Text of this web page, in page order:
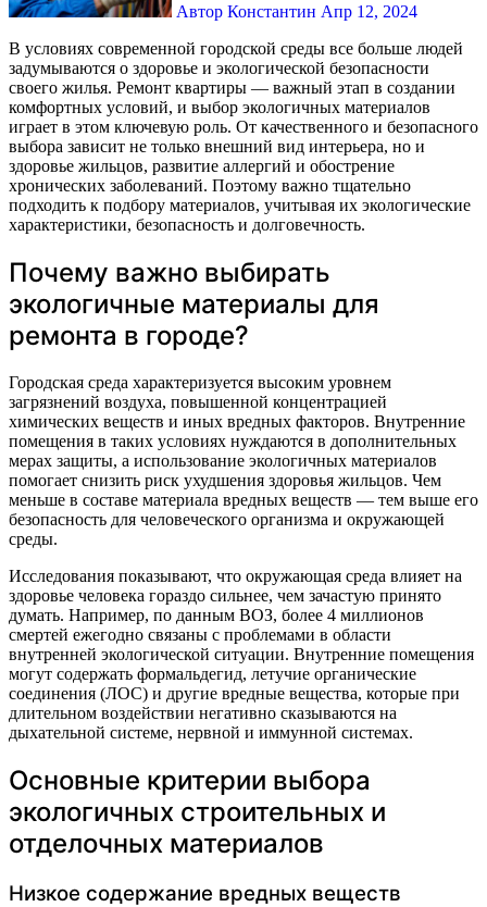
Автор Константин Апр 12, 2024
В условиях современной городской среды все больше людей
задумываются о здоровье и экологической безопасности
своего жилья. Ремонт квартиры — важный этап в создании
комфортных условий, и выбор экологичных материалов
играет в этом ключевую роль. От качественного и безопасного
выбора зависит не только внешний вид интерьера, но и
здоровье жильцов, развитие аллергий и обострение
хронических заболеваний. Поэтому важно тщательно
подходить к подбору материалов, учитывая их экологические
характеристики, безопасность и долговечность.
Почему важно выбирать
экологичные материалы для
ремонта в городе?
Городская среда характеризуется высоким уровнем
загрязнений воздуха, повышенной концентрацией
химических веществ и иных вредных факторов. Внутренние
помещения в таких условиях нуждаются в дополнительных
мерах защиты, а использование экологичных материалов
помогает снизить риск ухудшения здоровья жильцов. Чем
меньше в составе материала вредных веществ — тем выше его
безопасность для человеческого организма и окружающей
среды.
Исследования показывают, что окружающая среда влияет на
здоровье человека гораздо сильнее, чем зачастую принято
думать. Например, по данным ВОЗ, более 4 миллионов
смертей ежегодно связаны с проблемами в области
внутренней экологической ситуации. Внутренние помещения
могут содержать формальдегид, летучие органические
соединения (ЛОС) и другие вредные вещества, которые при
длительном воздействии негативно сказываются на
дыхательной системе, нервной и иммунной системах.
Основные критерии выбора
экологичных строительных и
отделочных материалов
Низкое содержание вредных веществ